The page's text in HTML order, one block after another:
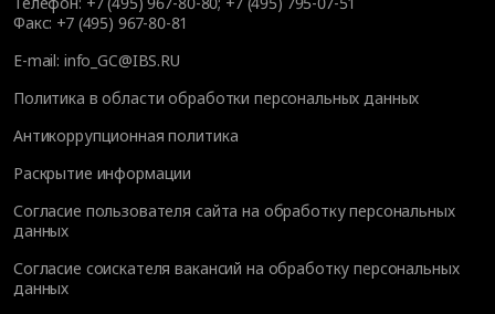
Факс: +7 (495) 967-80-81
E-mail: info_GC@IBS.RU
Политика в области обработки персональных данных
Антикоррупционная политика
Раскрытие информации
Согласие пользователя сайта на обработку персональных
данных
Согласие соискателя вакансий на обработку персональных
данных